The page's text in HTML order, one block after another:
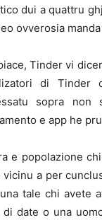
dui a quattru
ovverosia
Tinder vi
di Tinder
sopra
e app he
e popolazione
vicinu a per
tale chi avete
date o una